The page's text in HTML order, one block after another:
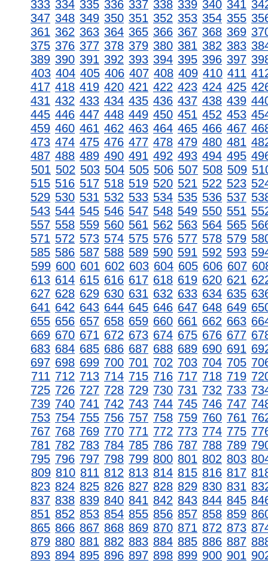
333 334 335 336 337 338 339 340 341
347 348 349 350 351 352 353 354 355
361 362 363 364 365 366 367 368 369
375 376 377 378 379 380 381 382 383
389 390 391 392 393 394 395 396 397
403 404 405 406 407 408 409 410 411
417 418 419 420 421 422 423 424 425
431 432 433 434 435 436 437 438 439
445 446 447 448 449 450 451 452 453
459 460 461 462 463 464 465 466 467
473 474 475 476 477 478 479 480 481
487 488 489 490 491 492 493 494 495
501 502 503 504 505 506 507 508 509
515 516 517 518 519 520 521 522 523
529 530 531 532 533 534 535 536 537
543 544 545 546 547 548 549 550 551
557 558 559 560 561 562 563 564 565
571 572 573 574 575 576 577 578 579
585 586 587 588 589 590 591 592 593
599 600 601 602 603 604 605 606 607
613 614 615 616 617 618 619 620 621
627 628 629 630 631 632 633 634 635
641 642 643 644 645 646 647 648 649
655 656 657 658 659 660 661 662 663
669 670 671 672 673 674 675 676 677
683 684 685 686 687 688 689 690 691
697 698 699 700 701 702 703 704 705
711 712 713 714 715 716 717 718 719
725 726 727 728 729 730 731 732 733
739 740 741 742 743 744 745 746 747
753 754 755 756 757 758 759 760 761
767 768 769 770 771 772 773 774 775
781 782 783 784 785 786 787 788 789
795 796 797 798 799 800 801 802 803
809 810 811 812 813 814 815 816 817
823 824 825 826 827 828 829 830 831
837 838 839 840 841 842 843 844 845
851 852 853 854 855 856 857 858 859
865 866 867 868 869 870 871 872 873
879 880 881 882 883 884 885 886 887
893 894 895 896 897 898 899 900 901